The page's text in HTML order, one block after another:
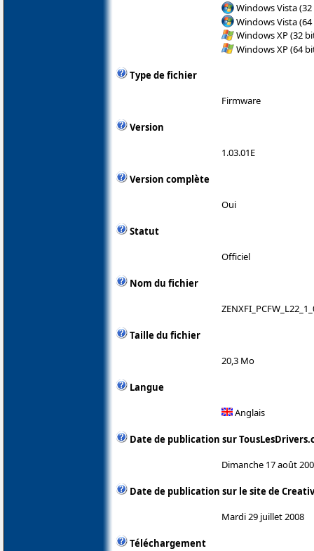
Windows Vista
Windows Vista
Windows XP (32
Windows XP (64
Type de fichier
Firmware
Version
1.03.01E
Version complète
Oui
Statut
Officiel
Nom du fichier
Taille du fichier
20,3 Mo
Langue
Anglais
Date de publication sur
Dimanche 17 août
Date de publication sur le site de
Mardi 29 juillet 2008
Téléchargement